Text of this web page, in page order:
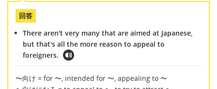
回答
There aren't very many that are aimed at Japanese,
but that's all the more reason to appeal to
foreigners.
〜向け = for 〜, intended for 〜, appealing to 〜